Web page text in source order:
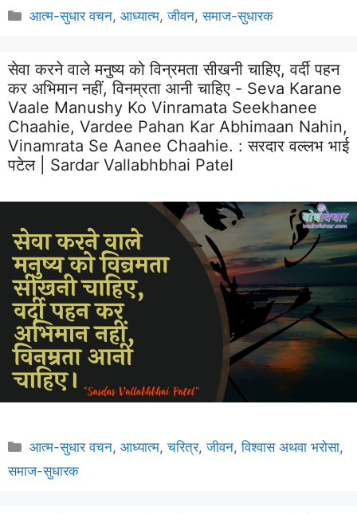
Categories
आत्म-सुधार वचन,आध्यात्म,जीवन,समाज-सुधारक
सेवा करने वाले मनुष्य को विन्रमता सीखनी चाहिए, वर्दी पहन
कर अभिमान नहीं, विनम्रता आनी चाहिए - Seva Karane
Vaale Manushy Ko Vinramata Seekhanee
Chaahie, Vardee Pahan Kar Abhimaan Nahin,
Vinamrata Se Aanee Chaahie. :सरदार वल्लभ भाई
पटेल | Sardar Vallabhbhai Patel
Categories
आत्म-सुधार वचन,आध्यात्म,चरित्र,जीवन,विश्वास अथवा भरोसा,
समाज-सुधारक